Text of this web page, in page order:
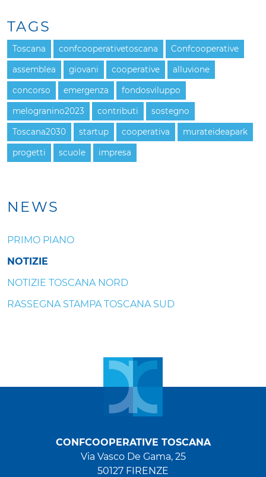
NEWS
PRIMO PIANO
NOTIZIE
NOTIZIE TOSCANA NORD
RASSEGNA STAMPA TOSCANA SUD
TAGS
Toscana confcooperativetoscana Confcooperative
assemblea giovani cooperative alluvione
concorso emergenza fondosviluppo
melogranino2023 contributi sostegno
Toscana2030 startup cooperativa murateideapark
progetti scuole impresa
CONFCOOPERATIVE TOSCANA
Via Vasco De Gama, 25
50127 FIRENZE